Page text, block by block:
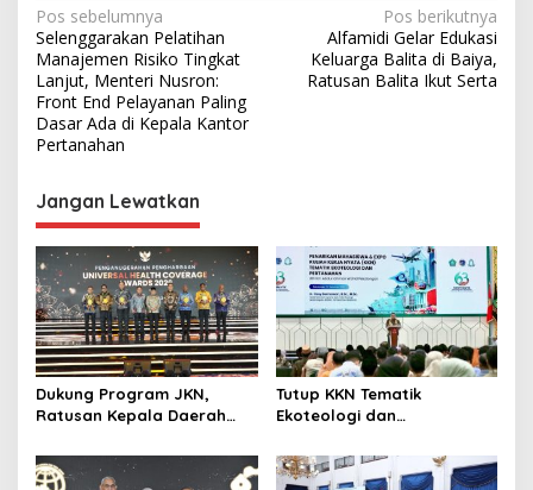
N
a
v
i
g
a
s
i
p
o
s
Pos sebelumnya
Selenggarakan Pelatihan
Manajemen Risiko Tingkat
Lanjut, Menteri Nusron:
Front End Pelayanan Paling
Dasar Ada di Kepala Kantor
Pertanahan
Pos berikutnya
Alfamidi Gelar Edukasi
Keluarga Balita di Baiya,
Ratusan Balita Ikut Serta
Jangan Lewatkan
Dukung Program JKN,
Ratusan Kepala Daerah
UHC Awards 2026.
Tutup KKN Tematik
Ekoteologi dan
Apresiasi Peran Mahasiswa
dalam Pencatatan Bidang